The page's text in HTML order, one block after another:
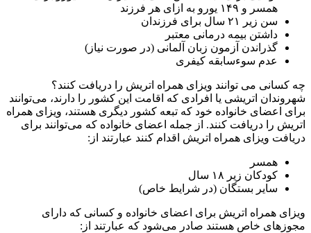
همسر و ۱۴۹ یورو به ازای هر فرزند
سن زیر ۲۱ سال برای فرزندان
داشتن بیمه درمانی معتبر
گذراندن آزمون زبان آلمانی (در صورت نیاز)
عدم سوءسابقه کیفری
چه کسانی می توانند ویزای همراه اتریش را دریافت کنند؟
شهروندان اتریشی یا افرادی که اقامت این کشور را دارند، می‌توانند
برای اعضای خانواده خود که تبعه کشور دیگری هستند، ویزای همراه
اتریش را دریافت کنند. از جمله اعضای خانواده که می‌توانند برای
دریافت ویزای همراه اتریش اقدام کنند عبارتند از:
همسر
کودکان زیر ۱۸ سال
سایر بستگان (در شرایط خاص)
ویزای همراه اتریش برای اعضای خانواده و کسانی که دارای
مجوزهای خاص هستند صادر می‌شود که عبارتند از: